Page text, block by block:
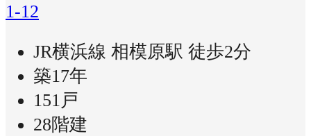
1-12
JR横浜線 相模原駅 徒歩2分
築17年
151戸
28階建